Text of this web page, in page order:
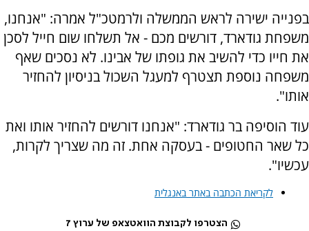
בפנייה ישירה לראש הממשלה ולרמטכ"ל אמרה: "אנחנו,
משפחת גודארד, דורשים מכם - אל תשלחו שום חייל לסכן
את חייו כדי להשיב את גופתו של אבינו. לא נסכים שאף
משפחה נוספת תצטרף למעגל השכול בניסיון להחזיר
אותו".
עוד הוסיפה בר גודארד: "אנחנו דורשים להחזיר אותו ואת
כל שאר החטופים - בעסקה אחת. זה מה שצריך לקרות,
עכשיו".
לקריאת הכתבה באתר באנגלית
הצטרפו לקבוצת הוואטצאפ של ערוץ 7